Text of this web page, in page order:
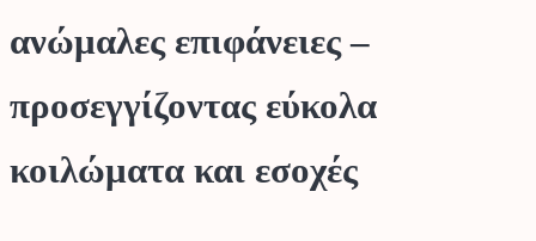
ανώμαλες επιφάνειες –
προσεγγίζοντας εύκολα
κοιλώματα και εσοχές